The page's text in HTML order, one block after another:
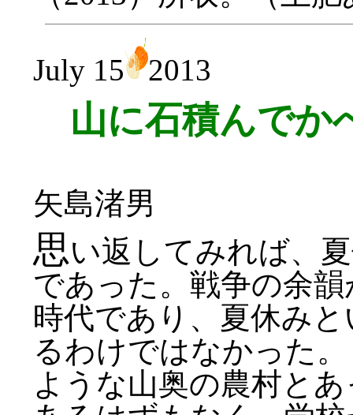
July 15 2013
山に石積んでか
矢島渚男
思い返してみれば、
であった。戦争の余
時代であり、夏休み
るわけではなかった
ような山奥の農村と